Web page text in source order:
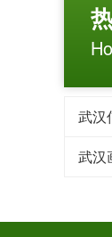
武汉
武汉